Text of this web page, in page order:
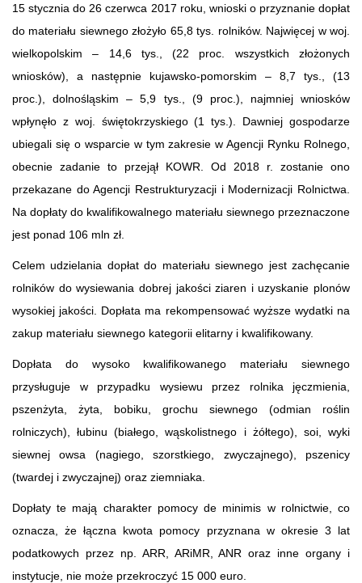
15 stycznia do 26 czerwca 2017 roku, wnioski o przyznanie dopłat
do materiału siewnego złożyło 65,8 tys. rolników. Najwięcej w woj.
wielkopolskim – 14,6 tys., (22 proc. wszystkich złożonych
wniosków), a następnie kujawsko-pomorskim – 8,7 tys., (13
proc.), dolnośląskim – 5,9 tys., (9 proc.), najmniej wniosków
wpłynęło z woj. świętokrzyskiego (1 tys.). Dawniej gospodarze
ubiegali się o wsparcie w tym zakresie w Agencji Rynku Rolnego,
obecnie zadanie to przejął KOWR. Od 2018 r. zostanie ono
przekazane do Agencji Restrukturyzacji i Modernizacji Rolnictwa.
Na dopłaty do kwalifikowalnego materiału siewnego przeznaczone
jest ponad 106 mln zł.
Celem udzielania dopłat do materiału siewnego jest zachęcanie
rolników do wysiewania dobrej jakości ziaren i uzyskanie plonów
wysokiej jakości. Dopłata ma rekompensować wyższe wydatki na
zakup materiału siewnego kategorii elitarny i kwalifikowany.
Dopłata do wysoko kwalifikowanego materiału siewnego
przysługuje w przypadku wysiewu przez rolnika jęczmienia,
pszenżyta, żyta, bobiku, grochu siewnego (odmian roślin
rolniczych), łubinu (białego, wąskolistnego i żółtego), soi, wyki
siewnej owsa (nagiego, szorstkiego, zwyczajnego), pszenicy
(twardej i zwyczajnej) oraz ziemniaka.
Dopłaty te mają charakter pomocy de minimis w rolnictwie, co
oznacza, że łączna kwota pomocy przyznana w okresie 3 lat
podatkowych przez np. ARR, ARiMR, ANR oraz inne organy i
instytucje, nie może przekroczyć 15 000 euro.